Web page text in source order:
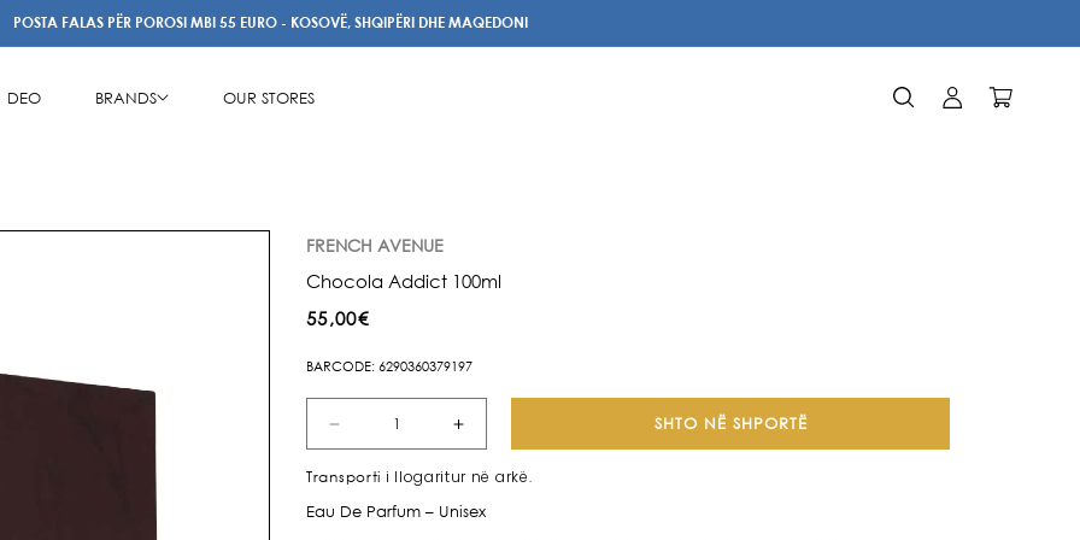
POSTA FALAS PËR POROSI MBI 55 EURO - KOSOVË, SHQIPËRI DHE MAQEDONI
DEO BRANDS OUR STORES IdentifikohuKarrocë
FRENCH AVENUE
Chocola Addict 100ml
Çmimi
55,00€
BARCODE: 6290360379197
Zvogëlo
për
Chocola
Rrit
për
Chocola
SHTO NË SHPORTË
Transporti i llogaritur në arkë.
Eau De Parfum – Unisex